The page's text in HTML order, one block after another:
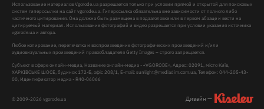
© 2009-2026 vgorode.ua
Использование материалов Vgorode.ua разрешается только при условии прямой и открытой для поисковых
систем гиперссылки на сайт vgorode.ua. Гиперссылка обязательна вне зависимости от полного либо
частичного цитирования. Она должна быть размещена в подзаголовке или в первом абзаце и вести на
цитируемый материал. Использование фотографий и видео разрешается при условии указания источника
vgorode.ua и автора.
Любое копирование, перепечатка и воспроизведение фотографических произведений и/или
аудиовизуальных произведений правообладателя Getty Images – строго запрещается.
Субъект в сфере онлайн-медиа, Название онлайн-медиа - «VGORODE», Адрес: 02091, місто Київ,
ХАРКІВСЬКЕ ШОСЕ, будинок 172-Б, офіс 208/1, E-mail:sunlight@mediadim.com.ua, Телефон: 044-205-43-
00, Идентификатор медиа - R40-06066
Дизайн —